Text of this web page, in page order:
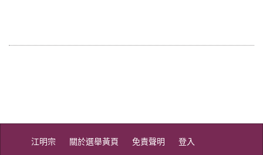
江明宗 關於選舉黃頁 免責聲明 登入